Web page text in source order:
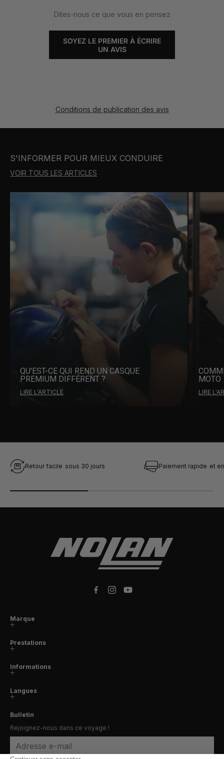
Dites-nous ce que vous en pensez
SOYEZ LE PREMIER À ÉCRIRE
UN AVIS
Conditions de publication des avis
S'INFORMER POUR MIEUX CONDUIRE
VOIR TOUS LES ARTICLES
QU'EST-CE QUI REND UN CASQUE
PREMIUM DIFFÉRENT ?
LIRE L'ARTICLE
MOTO
LIRE
Retour facile sous 30 jours Paiement rapide et
Facebook
InstagramYouTube
Marque
Prestations
Informations
Langues
Bulletin
Rejoignez-nous dans ce voyage !
Adresse e-mail